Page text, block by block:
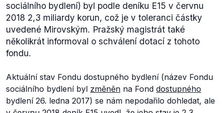
sociálního bydlení) byl podle deníku E15 v červnu
2018 2,3 miliardy korun, což je v toleranci částky
uvedené Mirovským. Pražský magistrát také
několikrát informoval o schválení dotací z tohoto
fondu.
Aktuální stav Fondu dostupného bydlení (název Fondu
sociálního bydlení byl změněn na Fond dostupného
bydlení 26. ledna 2017) se nám nepodařilo dohledat, ale